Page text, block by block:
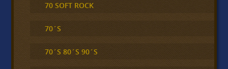
70 SOFT ROCK
70´S
70´S 80´S 90´S